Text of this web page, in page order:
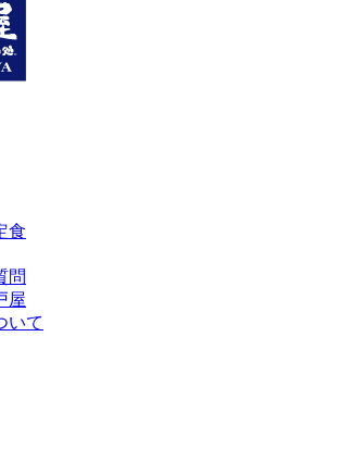
食
問
屋
いて